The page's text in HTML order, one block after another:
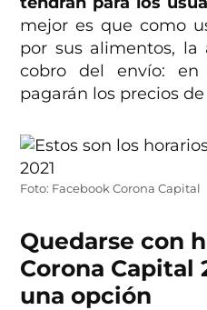
mejor es que como
por sus alimentos, la
cobro del envío: en
pagarán los precios
Foto: Facebook Corona Capital
Quedarse con
Corona Capital
una opción